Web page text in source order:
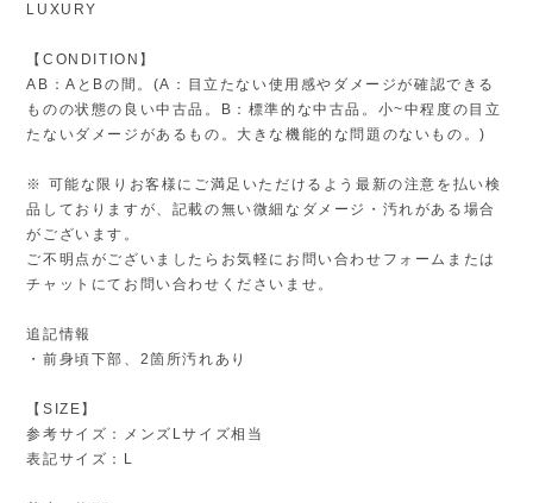
LUXURY
【CONDITION】
AB：AとBの間。(A：目立たない使用感やダメージが確認できる
ものの状態の良い中古品。B：標準的な中古品。小~中程度の目立
たないダメージがあるもの。大きな機能的な問題のないもの。)
※ 可能な限りお客様にご満足いただけるよう最新の注意を払い検
品しておりますが、記載の無い微細なダメージ・汚れがある場合
がございます。
ご不明点がございましたらお気軽にお問い合わせフォームまたは
チャットにてお問い合わせくださいませ。
追記情報
・前身頃下部、2箇所汚れあり
【SIZE】
参考サイズ：メンズLサイズ相当
表記サイズ：L